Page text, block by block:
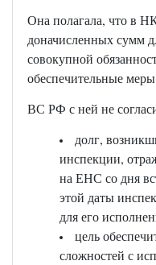
Она полагала, что в
доначисленных сумм
совокупной
обеспечительные
ВС РФ с ней не
долг,
инспекции,
на ЕНС со дня
этой даты
для его
цель
сложностей с